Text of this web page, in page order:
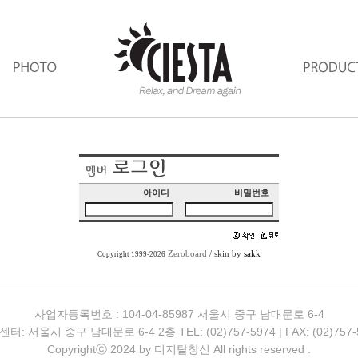
아이디 비밀번호
Copyright 1999-2026 Zeroboard / skin by sakk
사업자등록번호 : 104-04-85987 서울시 중구 남대문로 6-4
터: 서울시 중구 남대문로 6-4 2층 TEL: (02)757-5974 | FAX:
Copyrightⓒ 2024 by 디지탈창신 All rights reserved .